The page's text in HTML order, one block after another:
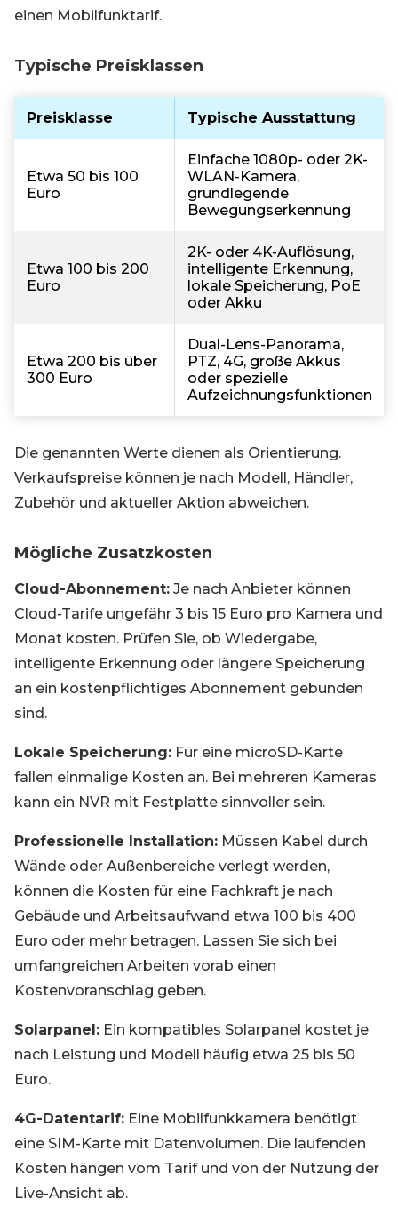
einen Mobilfunktarif.
Typische Preisklassen
Preisklasse Typische Ausstattung
Etwa 50 bis 100
Euro
Einfache 1080p- oder 2K-
WLAN-Kamera,
grundlegende
Bewegungserkennung
Etwa 100 bis 200
Euro
2K- oder 4K-Auflösung,
intelligente Erkennung,
lokale Speicherung, PoE
oder Akku
Etwa 200 bis über
300 Euro
Dual-Lens-Panorama,
PTZ, 4G, große Akkus
oder spezielle
Aufzeichnungsfunktionen
Die genannten Werte dienen als Orientierung.
Verkaufspreise können je nach Modell, Händler,
Zubehör und aktueller Aktion abweichen.
Mögliche Zusatzkosten
Cloud-Abonnement: Je nach Anbieter können
Cloud-Tarife ungefähr 3 bis 15 Euro pro Kamera und
Monat kosten. Prüfen Sie, ob Wiedergabe,
intelligente Erkennung oder längere Speicherung
an ein kostenpflichtiges Abonnement gebunden
sind.
Lokale Speicherung: Für eine microSD-Karte
fallen einmalige Kosten an. Bei mehreren Kameras
kann ein NVR mit Festplatte sinnvoller sein.
Professionelle Installation: Müssen Kabel durch
Wände oder Außenbereiche verlegt werden,
können die Kosten für eine Fachkraft je nach
Gebäude und Arbeitsaufwand etwa 100 bis 400
Euro oder mehr betragen. Lassen Sie sich bei
umfangreichen Arbeiten vorab einen
Kostenvoranschlag geben.
Solarpanel: Ein kompatibles Solarpanel kostet je
nach Leistung und Modell häufig etwa 25 bis 50
Euro.
4G-Datentarif: Eine Mobilfunkkamera benötigt
eine SIM-Karte mit Datenvolumen. Die laufenden
Kosten hängen vom Tarif und von der Nutzung der
Live-Ansicht ab.